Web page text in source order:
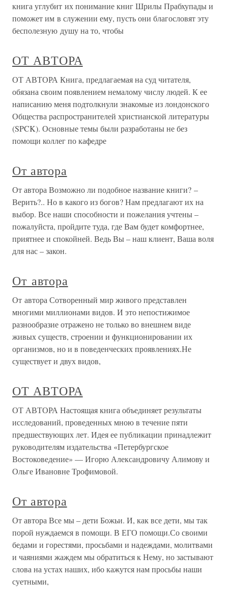
книга углубит их понимание книг Шрилы Прабхупады и
поможет им в служении ему, пусть они благословят эту
бесполезную душу на то, чтобы
ОТ АВТОРА
ОТ АВТОРА Книга, предлагаемая на суд читателя,
обязана своим появлением немалому числу людей. К ее
написанию меня подтолкнули знакомые из лондонского
Общества распространителей христианской литературы
(SPCK). Основные темы были разработаны не без
помощи коллег по кафедре
От автора
От автора Возможно ли подобное название книги? –
Верить?.. Но в какого из богов? Нам предлагают их на
выбор. Все наши способности и пожелания учтены –
пожалуйста, пройдите туда, где Вам будет комфортнее,
приятнее и спокойней. Ведь Вы – наш клиент, Ваша воля
для нас – закон.
От автора
От автора Сотворенный мир живого представлен
многими миллионами видов. И это непостижимое
разнообразие отражено не только во внешнем виде
живых существ, строении и функционировании их
организмов, но и в поведенческих проявлениях.Не
существует и двух видов,
ОТ АВТОРА
ОТ АВТОРА Настоящая книга объединяет результаты
исследований, проведенных мною в течение пяти
предшествующих лет. Идея ее публикации принадлежит
руководителям издательства «Петербургское
Востоковедение» — Игорю Александровичу Алимову и
Ольге Ивановне Трофимовой.
От автора
От автора Все мы – дети Божьи. И, как все дети, мы так
порой нуждаемся в помощи. В ЕГО помощи.Со своими
бедами и горестями, просьбами и надеждами, молитвами
и чаяниями жаждем мы обратиться к Нему, но застывают
слова на устах наших, ибо кажутся нам просьбы наши
суетными,